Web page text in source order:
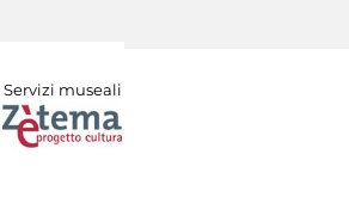
Servizi museali